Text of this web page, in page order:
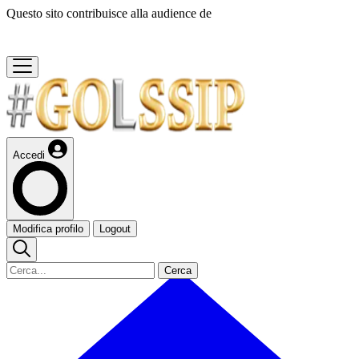
Questo sito contribuisce alla audience de
Accedi
Modifica profilo Logout
Cerca